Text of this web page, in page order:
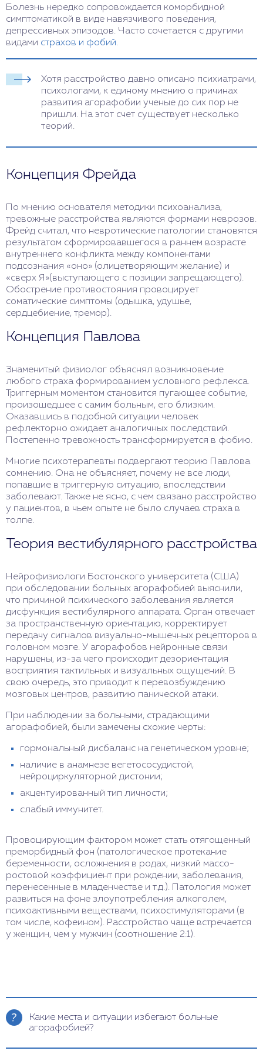
Болезнь нередко сопровождается коморбидной
симптоматикой в виде навязчивого поведения,
депрессивных эпизодов. Часто сочетается с другими
видами страхов и фобий.
Хотя расстройство давно описано психиатрами,
психологами, к единому мнению о причинах
развития агорафобии ученые до сих пор не
пришли. На этот счет существует несколько
теорий.
Концепция Фрейда
По мнению основателя методики психоанализа,
тревожные расстройства являются формами неврозов.
Фрейд считал, что невротические патологии становятся
результатом сформировавшегося в раннем возрасте
внутреннего конфликта между компонентами
подсознания «оно» (олицетворяющим желание) и
«сверх Я»(выступающего с позиции запрещающего).
Обострение противостояния провоцирует
соматические симптомы (одышка, удушье,
сердцебиение, тремор).
Концепция Павлова
Знаменитый физиолог объяснял возникновение
любого страха формированием условного рефлекса.
Триггерным моментом становится пугающее событие,
произошедшее с самим больным, его близким.
Оказавшись в подобной ситуации человек
рефлекторно ожидает аналогичных последствий.
Постепенно тревожность трансформируется в фобию.
Многие психотерапевты подвергают теорию Павлова
сомнению. Она не объясняет, почему не все люди,
попавшие в триггерную ситуацию, впоследствии
заболевают. Также не ясно, с чем связано расстройство
у пациентов, в чьем опыте не было случаев страха в
толпе.
Теория вестибулярного расстройства
Нейрофизиологи Бостонского университета (США)
при обследовании больных агорафобией выяснили,
что причиной психического заболевания является
дисфункция вестибулярного аппарата. Орган отвечает
за пространственную ориентацию, корректирует
передачу сигналов визуально-мышечных рецепторов в
головном мозге. У агорафобов нейронные связи
нарушены, из-за чего происходит дезориентация
восприятия тактильных и визуальных ощущений. В
свою очередь, это приводит к перевозбуждению
мозговых центров, развитию панической атаки.
При наблюдении за больными, страдающими
агорафобией, были замечены схожие черты:
гормональный дисбаланс на генетическом уровне;
наличие в анамнезе вегетососудистой,
нейроциркуляторной дистонии;
акцентуированный тип личности;
слабый иммунитет.
Провоцирующим фактором может стать отягощенный
преморбидный фон (патологическое протекание
беременности, осложнения в родах, низкий массо-
ростовой коэффициент при рождении, заболевания,
перенесенные в младенчестве и т.д.). Патология может
развиться на фоне злоупотребления алкоголем,
психоактивными веществами, психостимуляторами (в
том числе, кофеином). Расстройство чаще встречается
у женщин, чем у мужчин (соотношение 2:1).
Какие места и ситуации избегают больные
агорафобией?
Больной часто чувствует себя спокойно, только